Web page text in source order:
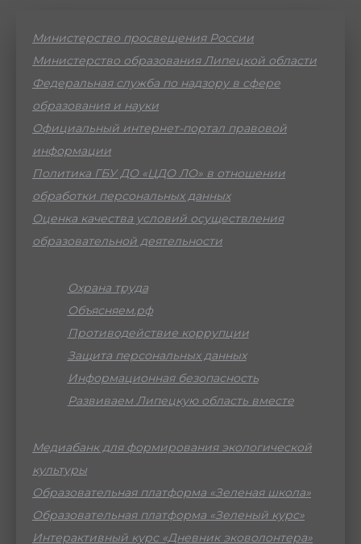
Министерство просвещения России
Министерство образования Липецкой области
Федеральная служба по надзору в сфере
образования и науки
Официальный интернет-портал правовой
информации
Политика ГБУ ДО «ЦДО ЛО» в отношении
обработки персональных данных
Оценка качества условий осуществления
образовательной деятельности
Охрана труда
Объясняем.рф
Противодействие коррупции
Защита персональных данных
Информационная безопасность
Развиваем Липецкую область вместе
Медиабанк для формирования экологической
культуры
Образовательная платформа «Зеленая школа»
Образовательная платформа «Зеленый курс»
Интерактивный курс «Дневник эковолонтера»